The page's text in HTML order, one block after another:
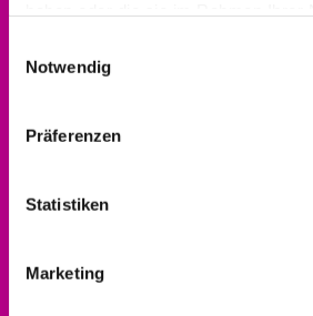
Notwendig
Präferenzen
Statistiken
Marketing
dekanat.hofgeismar-